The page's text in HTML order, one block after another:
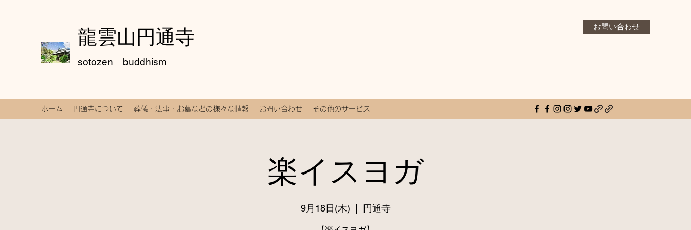
龍雲山円通寺
sotozen buddhism
お問い合わせ
ホーム 円通寺について 葬儀・法事・お墓などの様々な情報 お問い合わせ その他のサービス
楽イスヨガ
9月18日(木) 円通寺